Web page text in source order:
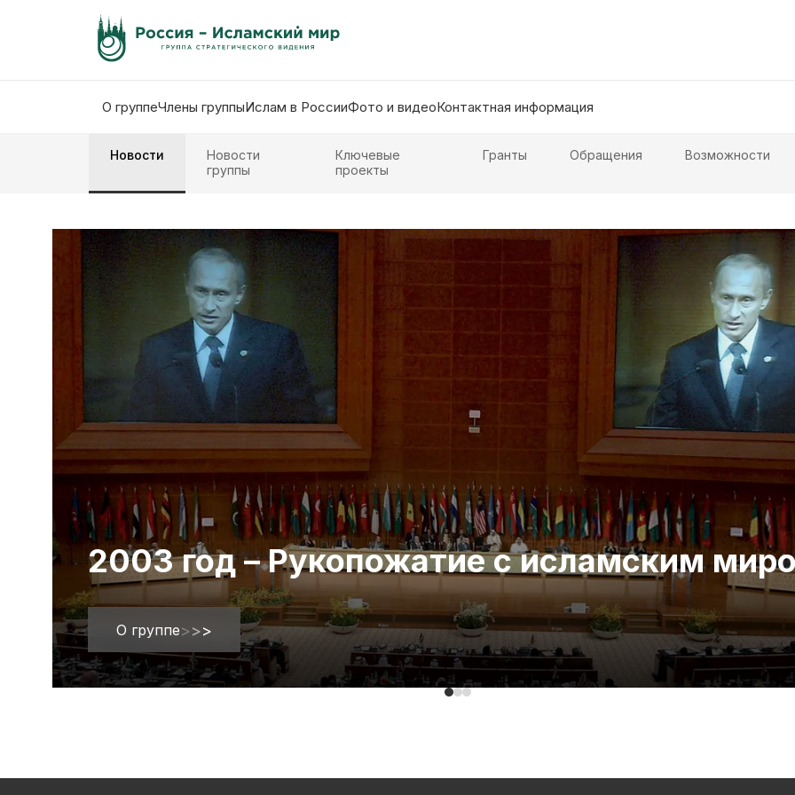
О группеЧлены группыИслам в РоссииФото и видеоКонтактная информация
Новости
Новости
группы
Ключевые
проекты
Гранты Обращения Возможности
2003 год – Рукопожатие с исламским
О группе>>>